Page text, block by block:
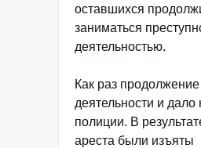
оставшихся
заниматься
деятельностью.
Как раз продолжение
деятельности и дало
полиции. В
ареста были изъяты